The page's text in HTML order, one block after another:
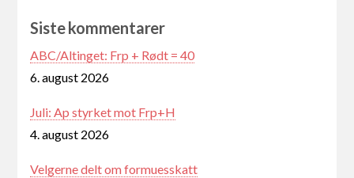
Siste kommentarer
ABC/Altinget: Frp + Rødt = 40
6. august 2026
Juli: Ap styrket mot Frp+H
4. august 2026
Velgerne delt om formuesskatt